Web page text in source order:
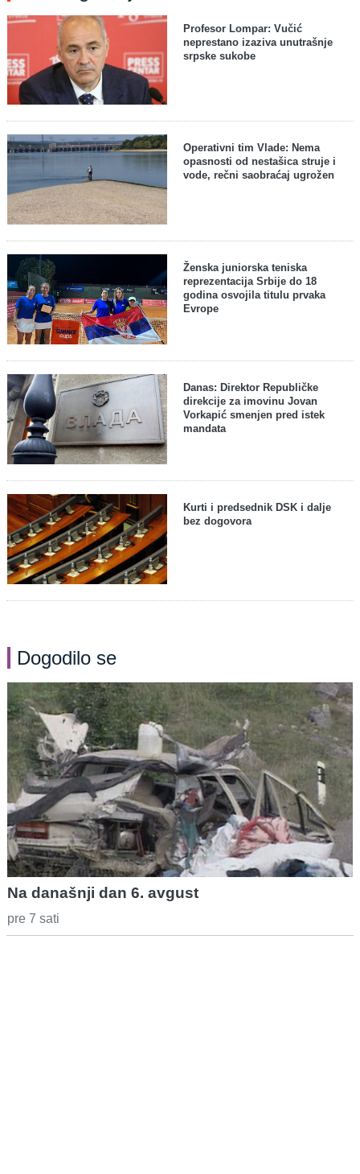
Profesor Lompar: Vučić
neprestano izaziva unutrašnje
srpske sukobe
Operativni tim Vlade: Nema
opasnosti od nestašica struje i
vode, rečni saobraćaj ugrožen
Ženska juniorska teniska
reprezentacija Srbije do 18
godina osvojila titulu prvaka
Evrope
Danas: Direktor Republičke
direkcije za imovinu Jovan
Vorkapić smenjen pred istek
mandata
Kurti i predsednik DSK i dalje
bez dogovora
Dogodilo se
Na današnji dan 6. avgust
pre 7 sati